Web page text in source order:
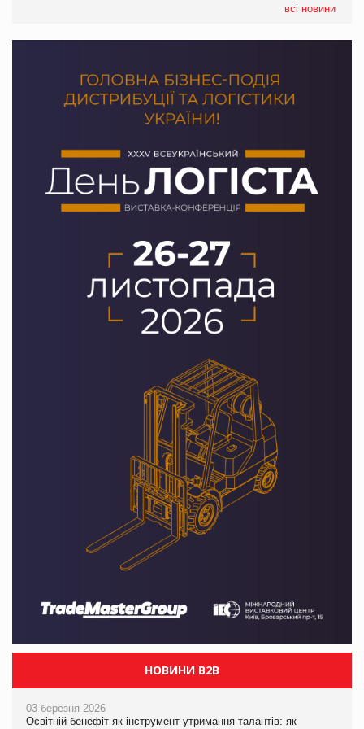
всі новини
НОВИНИ B2B
03 березня 2026
Освітній бенефіт як інструмент утримання талантів: як